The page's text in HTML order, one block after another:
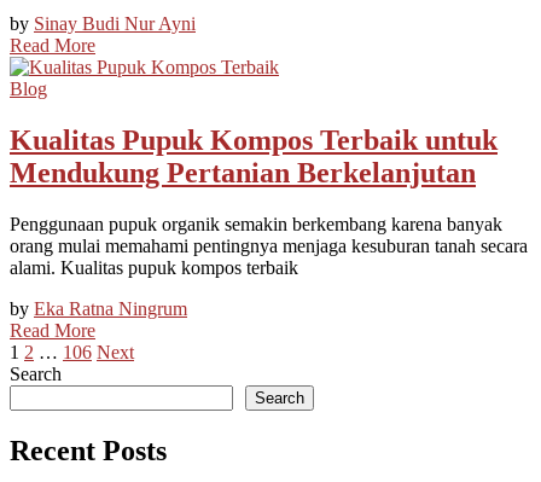
by Sinay Budi Nur Ayni
Read More
Blog
Kualitas Pupuk Kompos Terbaik untuk
Mendukung Pertanian Berkelanjutan
Penggunaan pupuk organik semakin berkembang karena banyak
orang mulai memahami pentingnya menjaga kesuburan tanah secara
alami. Kualitas pupuk kompos terbaik
by Eka Ratna Ningrum
Read More
Posts
pagination
1 2 … 106 Next
Search
Search
Recent Posts